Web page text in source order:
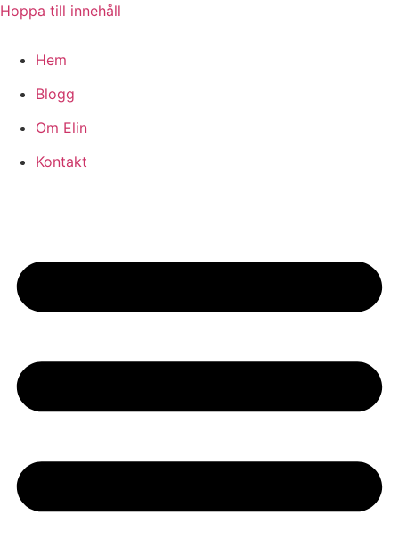
Hoppa till innehåll
Hem
Blogg
Om Elin
Kontakt